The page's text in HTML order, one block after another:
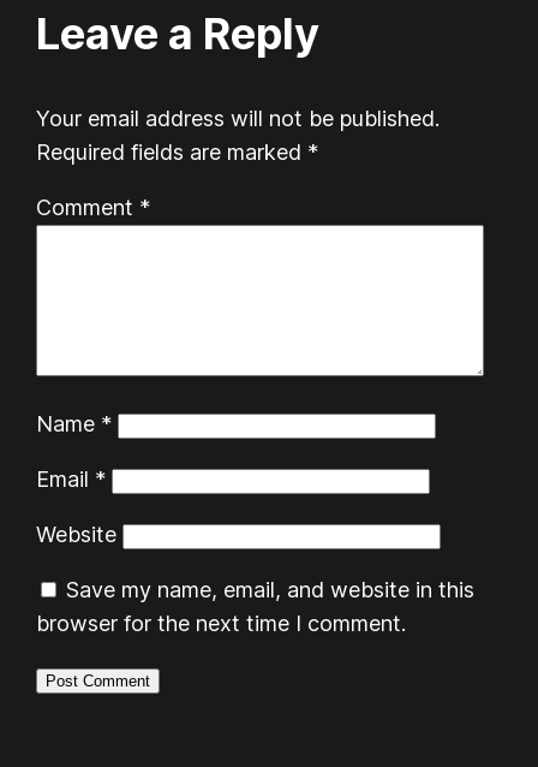
Leave a Reply
Your email address will not be published.
Required fields are marked *
Comment *
Name *
Email *
Website
Save my name, email, and website in this
browser for the next time I comment.